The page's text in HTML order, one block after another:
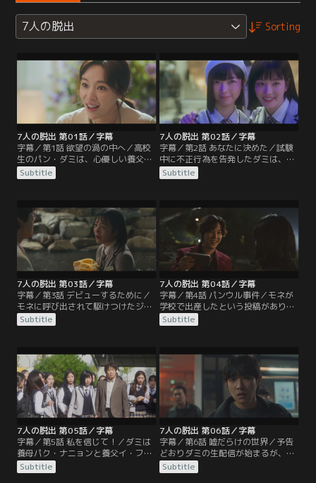
7人の脱出 Sorting
7人の脱出 第01話／字幕
字幕／第1話 欲望の渦の中へ／高校
生のパン・ダミは、心優しい養父母
に育てられながら生きてきた。ある
日、ダミの前に実母クム・ラヒが現
ヒには、絶対に成功させたい作品が
あった。
Subtitle
7人の脱出 第02話／字幕
字幕／第2話 あなたに決めた／試験
中に不正行為を告発したダミは、い
じめの標的にされてしまう。そんな
ダミを助けたのは人気者のハン・モ
ンモにだまされたミン・ドヒョク
は…。
Subtitle
7人の脱出 第03話／字幕
字幕／第3話 デビューするために／
モネに呼び出されて駆けつけたジン
モは、産まれたばかりの赤ん坊を預
かることに。一方、約束の時間に遅
ン・チルソンに許しを請いに行く。
しかし、門前払いされて雨の中倒れ
てしまう。
Subtitle
7人の脱出 第04話／字幕
字幕／第4話 パンウル事件／モネが
学校で出産したという投稿があり、
モネはピンチに陥る。そこでモネは
ダミを身代わりにすることを思いつ
ネル“緋文字”でフェイクニュースを
流して世間の目をダミに向けさせ
る。
Subtitle
7人の脱出 第05話／字幕
字幕／第5話 私を信じて！／ダミは
養母パク・ナニョンと養父イ・フィ
ソのもとに戻り、事情を説明する。
2人はダミの言葉を信じ、翌朝、ダ
Subtitle
7人の脱出 第06話／字幕
字幕／第6話 嘘だらけの世界／予告
どおりダミの生配信が始まるが、配
信中にダミは銃撃される。配信現場
には、銃を手に倒れているフィソが
Subtitle